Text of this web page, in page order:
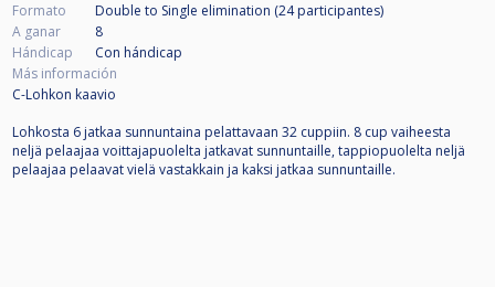
Formato
Double to Single elimination (24participantes)
A ganar
8
Hándicap
Con hándicap
Más información
C-Lohkon kaavio
Lohkosta 6 jatkaa sunnuntaina pelattavaan 32 cuppiin. 8 cup vaiheesta
neljä pelaajaa voittajapuolelta jatkavat sunnuntaille, tappiopuolelta neljä
pelaajaa pelaavat vielä vastakkain ja kaksi jatkaa sunnuntaille.